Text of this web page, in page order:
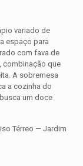
variado de
espaço para
com fava de
combinação que
A sobremesa
a cozinha do
um doce
Térreo — Jardim